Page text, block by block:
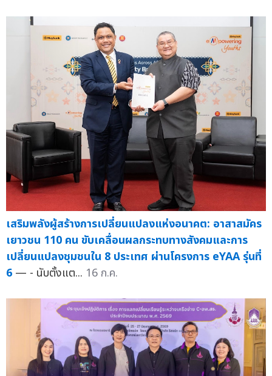
เสริมพลังผู้สร้างการเปลี่ยนแปลงแห่งอนาคต: อาสาสมัคร
เยาวชน 110 คน ขับเคลื่อนผลกระทบทางสังคมและการ
เปลี่ยนแปลงชุมชนใน 8 ประเทศ ผ่านโครงการ eYAA รุ่นที่
6 — - นับตั้งแต... 16 ก.ค.